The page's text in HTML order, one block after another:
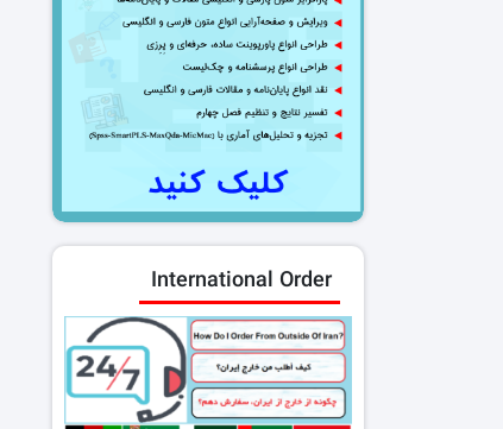
International Order